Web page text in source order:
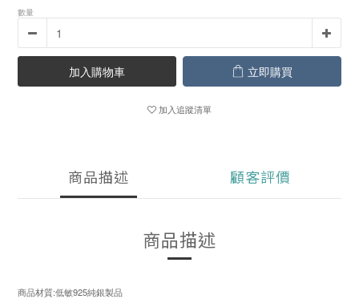
數量
加入購物車 立即購買
加入追蹤清單
商品描述 顧客評價
商品描述
商品材質:低敏925純銀製品